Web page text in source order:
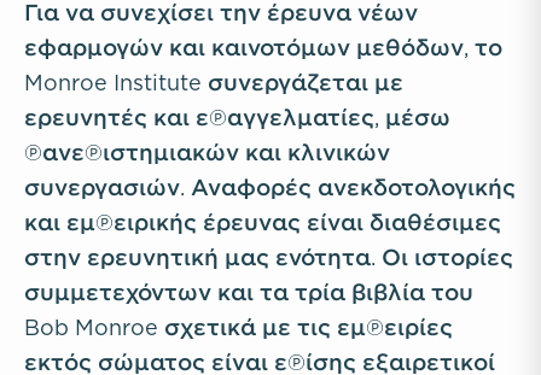
Για να συνεχίσει την έρευνα νέων
εφαρμογών και καινοτόμων μεθόδων, το
Monroe Institute συνεργάζεται με
ερευνητές και επαγγελματίες, μέσω
πανεπιστημιακών και κλινικών
συνεργασιών. Αναφορές ανεκδοτολογικής
και εμπειρικής έρευνας είναι διαθέσιμες
στην ερευνητική μας ενότητα. Οι ιστορίες
συμμετεχόντων και τα τρία βιβλία του
Bob Monroe σχετικά με τις εμπειρίες
εκτός σώματος είναι επίσης εξαιρετικοί